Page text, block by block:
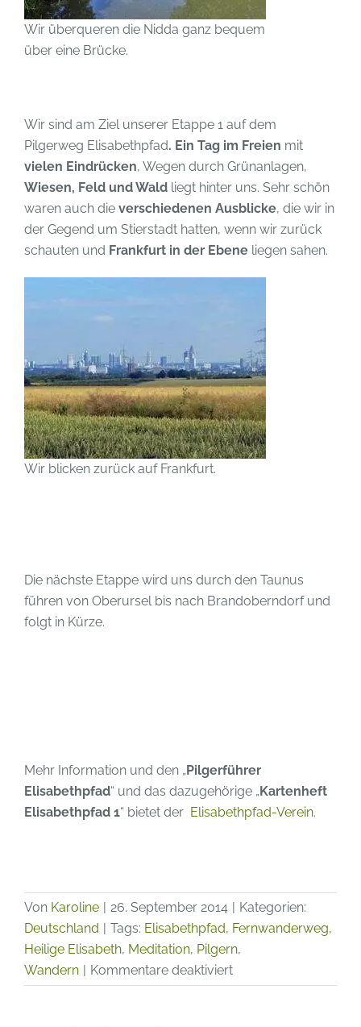
Wir überqueren die Nidda ganz bequem
über eine Brücke.
Wir sind am Ziel unserer Etappe 1 auf dem
Pilgerweg Elisabethpfad. Ein Tag im Freien mit
vielen Eindrücken, Wegen durch Grünanlagen,
Wiesen, Feld und Wald liegt hinter uns. Sehr schön
waren auch die verschiedenen Ausblicke, die wir in
der Gegend um Stierstadt hatten, wenn wir zurück
schauten und Frankfurt in der Ebene liegen sahen.
Wir blicken zurück auf Frankfurt.
Die nächste Etappe wird uns durch den Taunus
führen von Oberursel bis nach Brandoberndorf und
folgt in Kürze.
Mehr Information und den „Pilgerführer
Elisabethpfad“ und das dazugehörige „Kartenheft
Elisabethpfad 1“ bietet der Elisabethpfad-Verein.
Von Karoline | 26. September 2014 | Kategorien:
Deutschland | Tags: Elisabethpfad, Fernwanderweg,
Heilige Elisabeth, Meditation, Pilgern,
Wandern | Kommentare deaktiviertfür
Pilgern